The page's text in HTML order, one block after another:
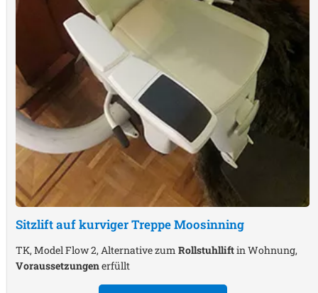
Sitzlift auf kurviger TreppeMoosinning
TK, Model Flow 2, Alternative zum Rollstuhlliftin Wohnung,
Voraussetzungenerfüllt